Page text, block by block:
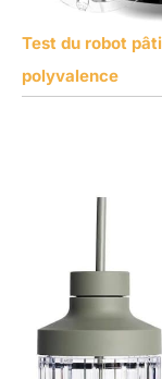
Test du robot
polyvalence